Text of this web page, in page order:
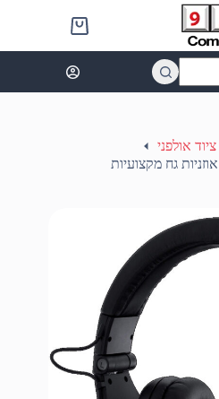
Shopping
cart
ציוד אולפני